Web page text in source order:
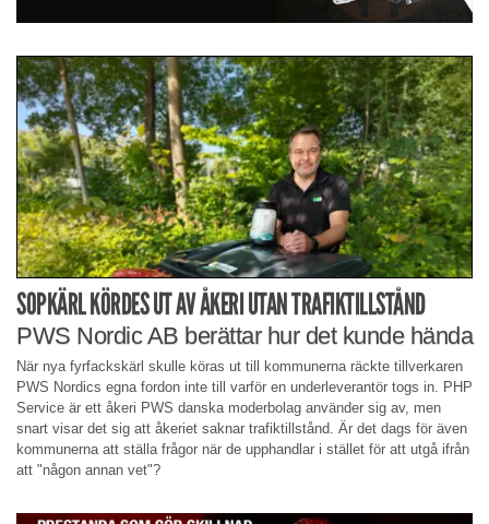
SOPKÄRL KÖRDES UT AV ÅKERI UTAN TRAFIKTILLSTÅND
PWS Nordic AB berättar hur det kunde hända
När nya fyrfackskärl skulle köras ut till kommunerna räckte tillverkaren
PWS Nordics egna fordon inte till varför en underleverantör togs in. PHP
Service är ett åkeri PWS danska moderbolag använder sig av, men
snart visar det sig att åkeriet saknar trafiktillstånd. Är det dags för även
kommunerna att ställa frågor när de upphandlar i stället för att utgå ifrån
att "någon annan vet"?